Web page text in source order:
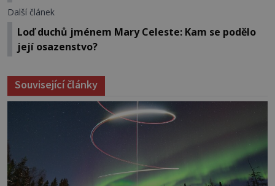
Další článek
Loď duchů jménem Mary Celeste: Kam se podělo
její osazenstvo?
Související články